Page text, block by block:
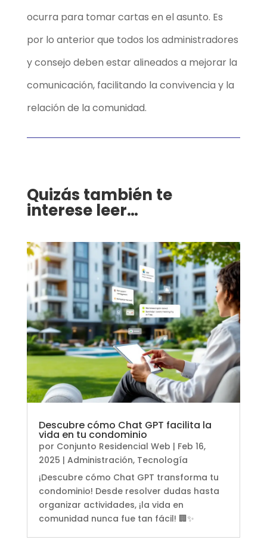
ocurra para tomar cartas en el asunto. Es
por lo anterior que todos los administradores
y consejo deben estar alineados a mejorar la
comunicación, facilitando la convivencia y la
relación de la comunidad.
Quizás también te
interese leer…
Descubre cómo Chat GPT facilita la
vida en tu condominio
por Conjunto Residencial Web | Feb 16,
2025 | Administración, Tecnología
¡Descubre cómo Chat GPT transforma tu
condominio! Desde resolver dudas hasta
organizar actividades, ¡la vida en
comunidad nunca fue tan fácil! 🏢✨